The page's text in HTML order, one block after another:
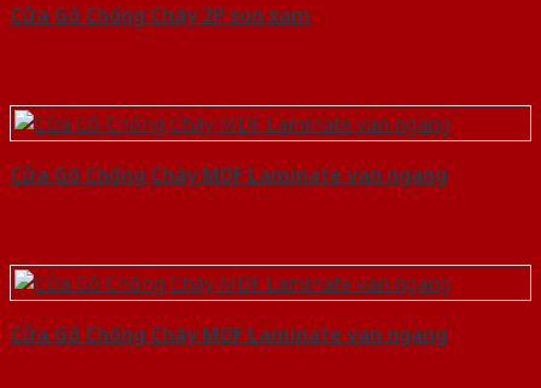
Cửa Gỗ Chống Cháy 2P son xam
Cửa Gỗ Chống Cháy MDF Laminate van ngang
Cửa Gỗ Chống Cháy MDF Laminate van ngang